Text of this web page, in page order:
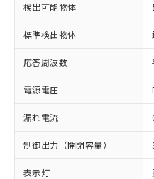
検出可能物体
標準検出物体
応答周波数
電源電圧
漏れ電流
制御出力（開閉容量）
表示灯